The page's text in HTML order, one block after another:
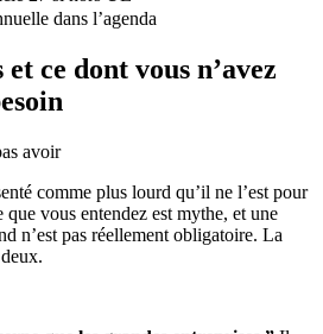
dans l’agenda
ce dont vous n’avez
avoir
comme plus lourd qu’il ne l’est pour
vous entendez est mythe, et une
n’est pas réellement obligatoire. La